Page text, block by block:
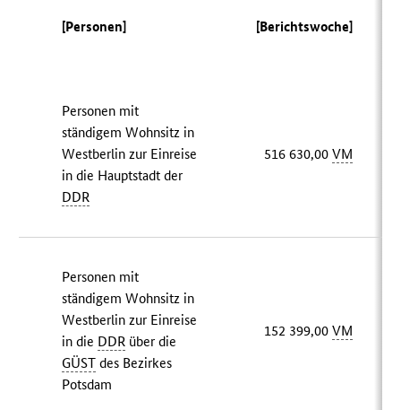
[Personen] [Berichtswoche]
Personen mit
ständigem Wohnsitz in
Westberlin zur Einreise
in die Hauptstadt der
DDR
516 630,00VM
Personen mit
ständigem Wohnsitz in
Westberlin zur Einreise
in die DDR über die
GÜST des Bezirkes
Potsdam
152 399,00VM